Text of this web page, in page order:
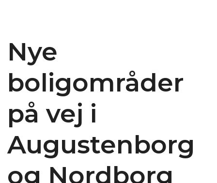
Nye
boligområder
på vej i
Augustenborg
og Nordborg